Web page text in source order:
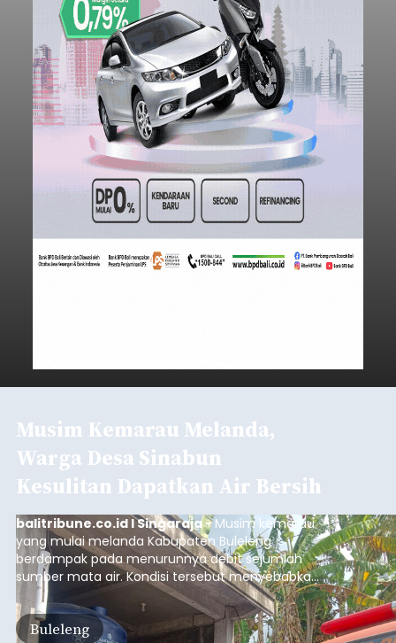
Musim Kemarau Melanda,
Warga Desa Sinabun
Kesulitan Dapatkan Air Bersih
balitribune.co.id I Singaraja -Musim kemarau
yang mulai melanda Kabupaten Buleleng
berdampak pada menurunnya debit sejumlah
sumber mata air. Kondisi tersebut menyebabkan
warga di beberapa desa mulai mengalami
kesulitan mendapatkan air bersih, terutama
untuk memenuhi kebutuhan mandi, cuci, dan
Buleleng